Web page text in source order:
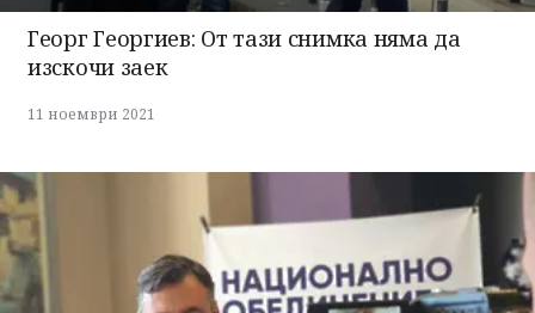
Георг Георгиев: От тази снимка няма да
изскочи заек
11 ноември 2021